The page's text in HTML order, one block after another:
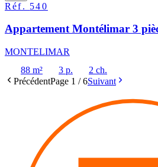
Réf. 540
Appartement Montélimar 3
MONTELIMAR
88 m²
3 p.
2 ch.
PrécédentPage 1 /6Suivant